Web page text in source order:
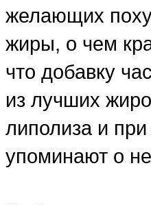
желающих
жиры, о чем
что добавку
из лучших
липолиза и
упоминают о